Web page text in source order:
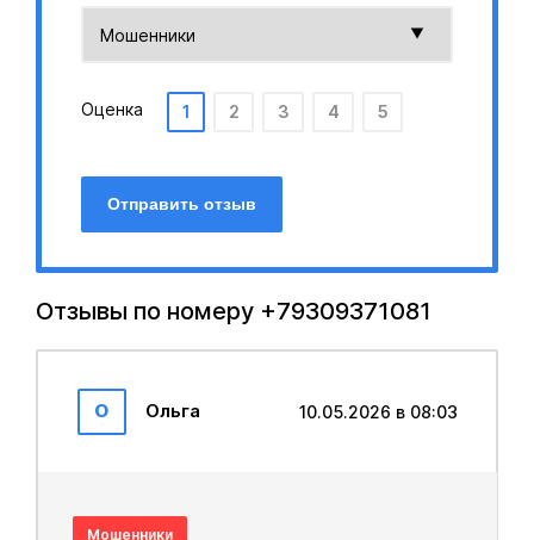
Оценка 1 2 3 4 5
Отправить отзыв
Отзывы по номеру +79309371081
О Ольга 10.05.2026 в 08:03
Мошенники